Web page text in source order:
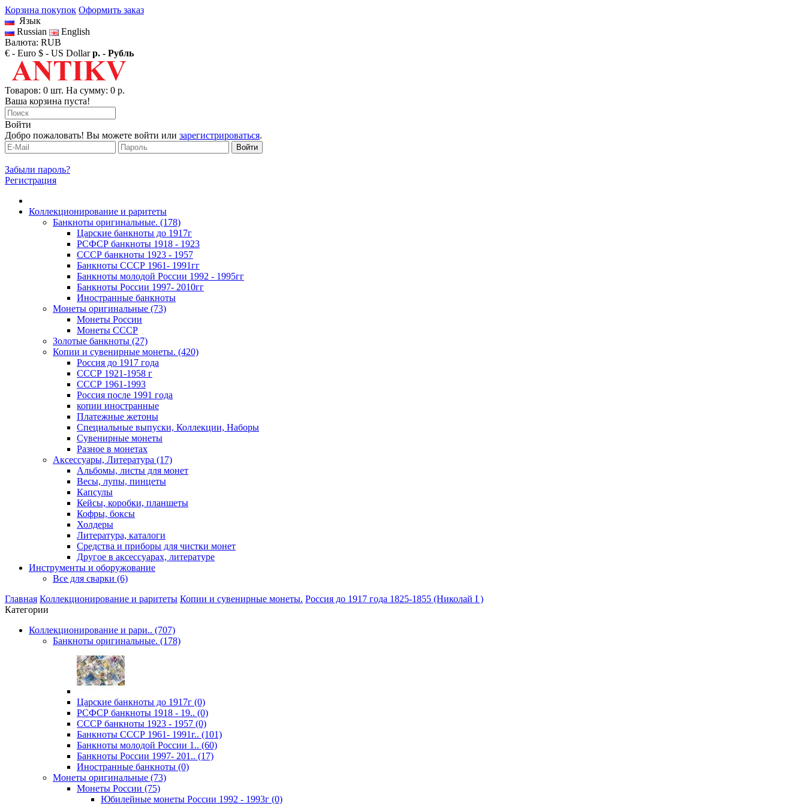
Корзина покупок Оформить заказ
Язык
Russian
English
Валюта: RUB
€ - Euro $ - US Dollar р. - Рубль
Товаров: 0 шт. На сумму: 0 р.
Ваша корзина пуста!
Войти
Добро пожаловать! Вы можете войти или зарегистрироваться.
Забыли пароль?
Регистрация
Коллекционирование и раритеты
Банкноты оригинальные. (178)
Царские банкноты до 1917г
РСФСР банкноты 1918 - 1923
CССР банкноты 1923 - 1957
Банкноты CCCР 1961- 1991гг
Банкноты молодой России 1992 - 1995гг
Банкноты России 1997- 2010гг
Иностранные банкноты
Монеты оригинальные (73)
Монеты России
Монеты СССР
Золотые банкноты (27)
Копии и сувенирные монеты. (420)
Россия до 1917 года
СССР 1921-1958 г
СССР 1961-1993
Россия после 1991 года
копии иностранные
Платежные жетоны
Специальные выпуски, Коллекции, Наборы
Сувенирные монеты
Разное в монетах
Аксессуары, Литература (17)
Альбомы, листы для монет
Весы, лупы, пинцеты
Капсулы
Кейсы, коробки, планшеты
Кофры, боксы
Холдеры
Литература, каталоги
Средства и приборы для чистки монет
Другое в аксессуарах, литературе
Инструменты и оборужование
Все для сварки (6)
Главная Коллекционирование и раритеты Копии и сувенирные монеты. Россия до 1917 года 1825-1855 (Николай I )
Категории
Коллекционирование и рари.. (707)
Банкноты оригинальные. (178)
Царские банкноты до 1917г (0)
РСФСР банкноты 1918 - 19.. (0)
CССР банкноты 1923 - 1957 (0)
Банкноты CCCР 1961- 1991г.. (101)
Банкноты молодой России 1.. (60)
Банкноты России 1997- 201.. (17)
Иностранные банкноты (0)
Монеты оригинальные (73)
Монеты России (75)
Юбилейные монеты России 1992 - 1993г (0)